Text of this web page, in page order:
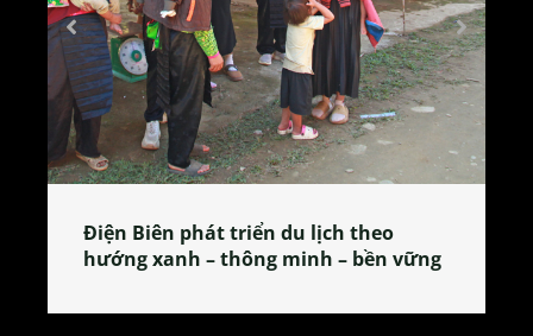
Làng làm bánh tẻ Phú Nhi – nơi lan
tỏa đặc sản xứ Đoài